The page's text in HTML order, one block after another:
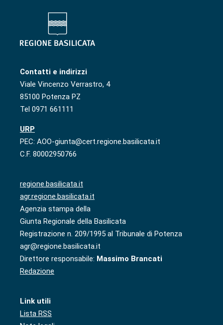
Contatti e indirizzi
Viale Vincenzo Verrastro, 4
85100 Potenza PZ
Tel 0971 661111
URP
PEC: AOO-giunta@cert.regione.basilicata.it
C.F. 80002950766
regione.basilicata.it
agr.regione.basilicata.it
Agenzia stampa della
Giunta Regionale della Basilicata
Registrazione n. 209/1995 al Tribunale di Potenza
agr@regione.basilicata.it
Direttore responsabile: Massimo Brancati
Redazione
Link utili
Lista RSS